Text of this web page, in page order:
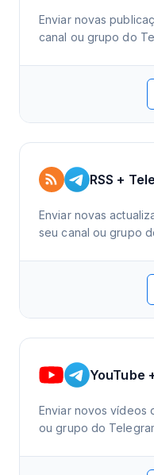
Enviar novas
canal ou grupo do
RSS +
Enviar novas
seu canal ou grupo
YouTube
Enviar novos vídeos
ou grupo do